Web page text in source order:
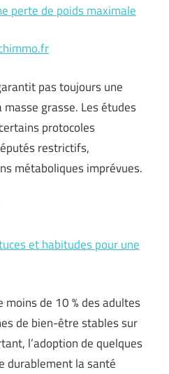
perte de poids maximale
pas toujours une
grasse. Les études
protocoles
restrictifs,
métaboliques imprévues.
et habitudes pour une
de 10 % des adultes
de bien-être stables sur
l’adoption de quelques
durablement la santé